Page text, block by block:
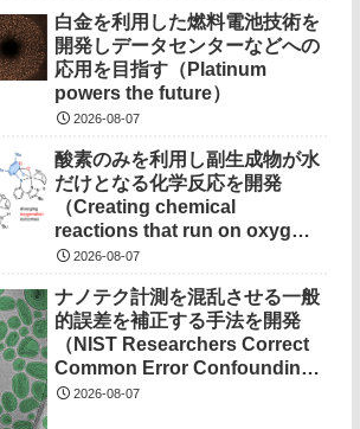
白金を利用した燃料電池技術を
開発しデータセンターなどへの
応用を目指す（Platinum
powers the future）
2026-08-07
酸素のみを利用し副生成物が水
だけとなる化学反応を開発
（Creating chemical
reactions that run on oxygen,
produce only water as
2026-08-07
ナノテク計測を混乱させる一般
的誤差を補正する手法を開発
（NIST Researchers Correct
Common Error Confounding
Nanotech Measurements）
2026-08-07